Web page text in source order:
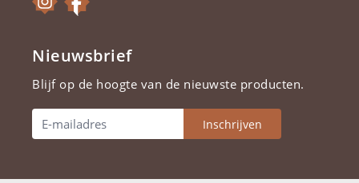
Nieuwsbrief
Blijf op de hoogte van de nieuwste producten.
Inschrijven